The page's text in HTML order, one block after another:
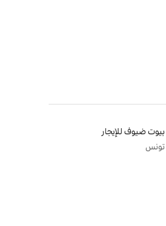
بيوت ضيوف للإيجار
تونس